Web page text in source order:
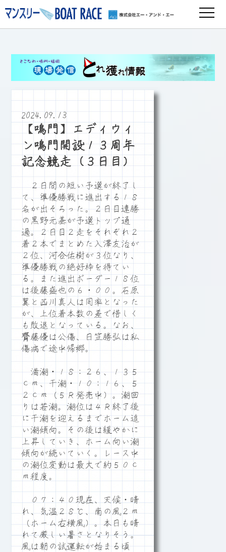
2024.09.13
【鳴門】エディウィ
ン鳴門開設１３周年
記念競走（３日目）
２日間の短い予選が終了し
て、準優勝戦に進出する１８
名が出そろった。２日目連勝
の黒野元基が予選トップ通
過。２日目２走をそれぞれ２
着２本でまとめた入澤友治が
２位、河合佑樹が３位なり、
準優勝戦の絶好枠を得てい
る。また進出ボーダー１８位
は後藤盛也の６・００。石原
翼と西川真人は同率となった
が、上位着本数の差で惜しく
も敗退となっている。なお、
齊藤優は公傷、日笠勝弘は私
傷病で途中帰郷。
満潮・１８：２６、１３５
ｃｍ、干潮・１０：１６、５
２ｃｍ（５Ｒ発売中）。潮回
りは若潮。潮位は４Ｒ終了後
に干潮を迎えるまでホーム追
い潮傾向。その後は緩やかに
上昇していき、ホーム向い潮
傾向が続いていく。レース中
の潮位変動は最大で約５０ｃ
ｍ程度。
０７：４０現在、天候・晴
れ、気温２８℃、南の風２ｍ
（ホーム右横風）。本日も晴
れて厳しい暑さとなりそう。
風は朝の試運転が始まる頃